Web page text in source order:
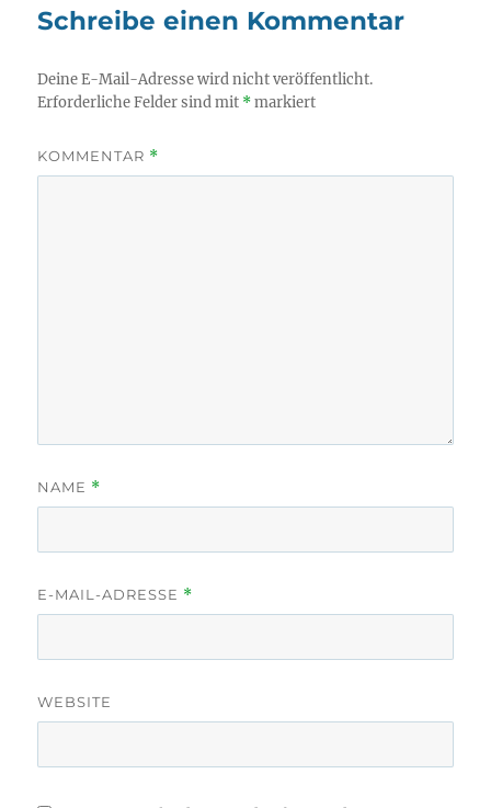
Schreibe einen Kommentar
Deine E-Mail-Adresse wird nicht veröffentlicht.
Erforderliche Felder sind mit *markiert
KOMMENTAR *
NAME *
E-MAIL-ADRESSE *
WEBSITE